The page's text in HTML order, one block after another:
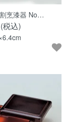
烹漆器 No…
税込)